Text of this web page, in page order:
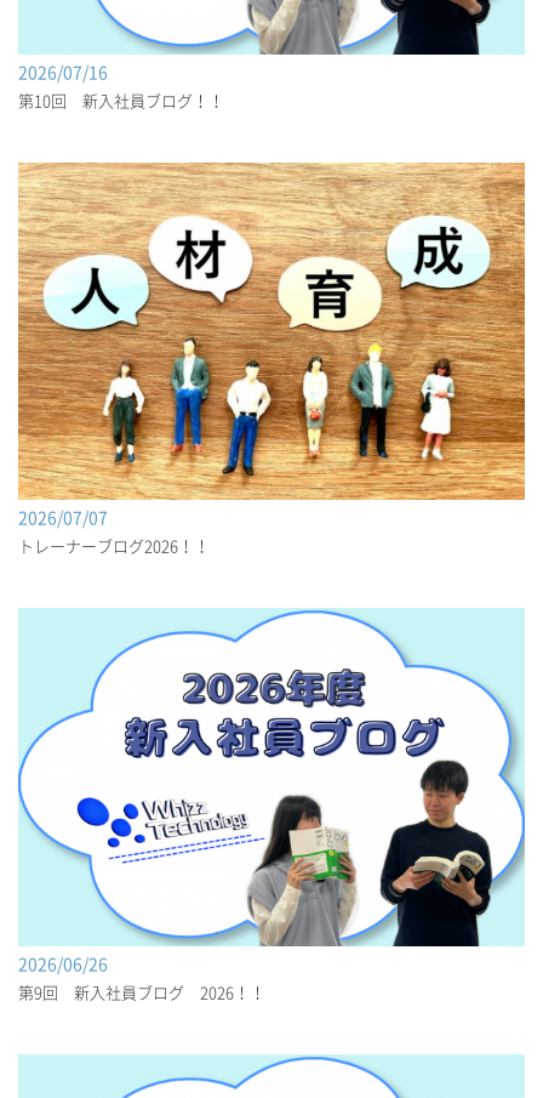
2026/07/16
第10回 新入社員ブログ！！
2026/07/07
トレーナーブログ2026！！
2026/06/26
第9回 新入社員ブログ 2026！！